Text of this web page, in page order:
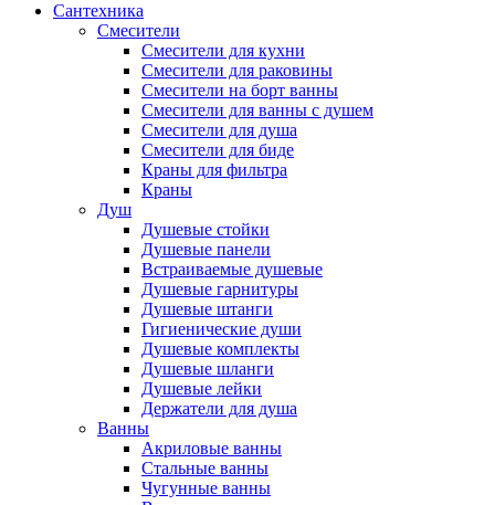
Сантехника
Смесители
Смесители для кухни
Смесители для раковины
Смесители на борт ванны
Смесители для ванны с душем
Смесители для душа
Смесители для биде
Краны для фильтра
Краны
Душ
Душевые стойки
Душевые панели
Встраиваемые душевые
Душевые гарнитуры
Душевые штанги
Гигиенические души
Душевые комплекты
Душевые шланги
Душевые лейки
Держатели для душа
Ванны
Акриловые ванны
Стальные ванны
Чугунные ванны